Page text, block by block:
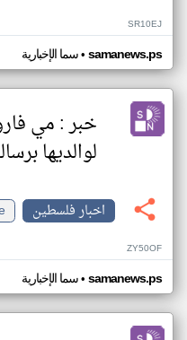
SR10EJ
سما الإخبارية• samanews.ps
خبر : مي
لوالديها
اخبار فلسطين
ZY50OF
سما الإخبارية• samanews.ps